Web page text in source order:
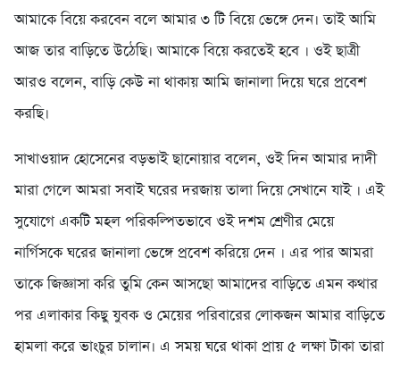
আমাকে বিয়ে করবেন বলে আমার ৩ টি বিয়ে ভেঙ্গে দেন। তাই আমি
আজ তার বাড়িতে উঠেছি। আমাকে বিয়ে করতেই হবে । ওই ছাত্রী
আরও বলেন, বাড়ি কেউ না থাকায় আমি জানালা দিয়ে ঘরে প্রবেশ
করছি।
সাখাওয়াদ হোসেনের বড়ভাই ছানোয়ার বলেন, ওই দিন আমার দাদী
মারা গেলে আমরা সবাই ঘরের দরজায় তালা দিয়ে সেখানে যাই । এই
সুযোগে একটি মহল পরিকল্পিতভাবে ওই দশম শ্রেণীর মেয়ে
নার্গিসকে ঘরের জানালা ভেঙ্গে প্রবেশ করিয়ে দেন । এর পার আমরা
তাকে জিজ্ঞাসা করি তুমি কেন আসছো আমাদের বাড়িতে এমন কথার
পর এলাকার কিছু যুবক ও মেয়ের পরিবারের লোকজন আমার বাড়িতে
হামলা করে ভাংচুর চালান। এ সময় ঘরে থাকা প্রায় ৫ লক্ষা টাকা তারা